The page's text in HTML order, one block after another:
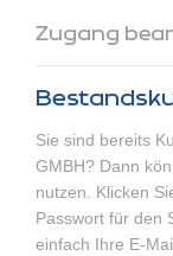
Zugang
Sie sind bereits
GMBH? Dann
nutzen. Klicken
Passwort für den
einfach Ihre E-